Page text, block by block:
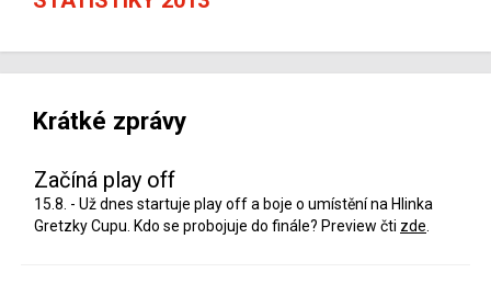
Krátké zprávy
Začíná play off
15.8. - Už dnes startuje play off a boje o umístění na Hlinka
Gretzky Cupu. Kdo se probojuje do finále? Preview čti zde